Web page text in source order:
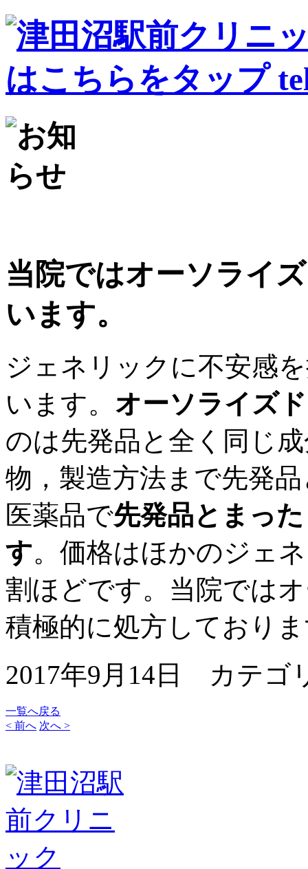
当院ではオーソライ
います。
ジェネリックに不安感
います。 オーソライズ
のは先発品と全く同じ
物，製造方法まで先発
医薬品で先発品とまっ
す。価格はほかのジェ
割ほどです。当院では
積極的に処方しており
2017年9月14日 カテゴ
一覧へ戻る
< 前へ 次へ >